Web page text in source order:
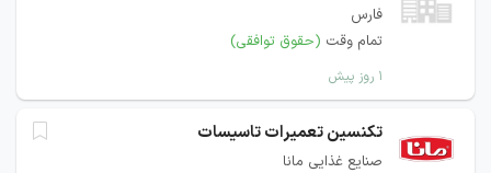
فارس
تمام وقت (حقوق توافقی)
۱ روز پیش
تکنسین تعمیرات تاسیسات
صنایع غذایی مانا